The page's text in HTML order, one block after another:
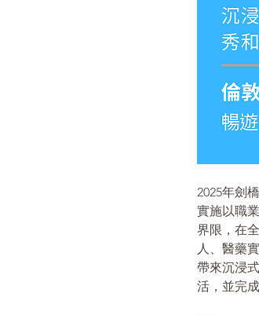
2025年劍
實施以職
界限，在
人、醫藥
帶來沉浸
活，並完